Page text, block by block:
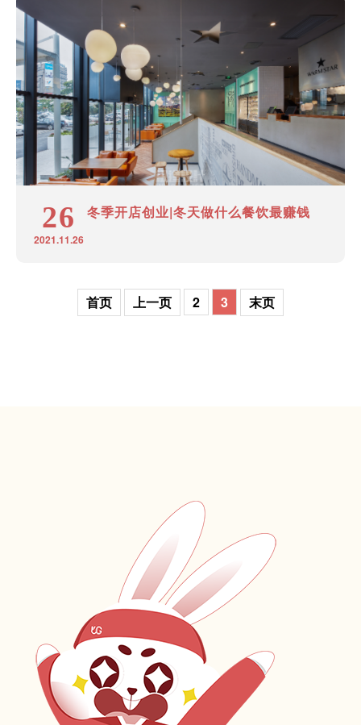
26
2021.11.26
冬季开店创业|冬天做什么餐饮最赚钱
首页 上一页 2 3 末页